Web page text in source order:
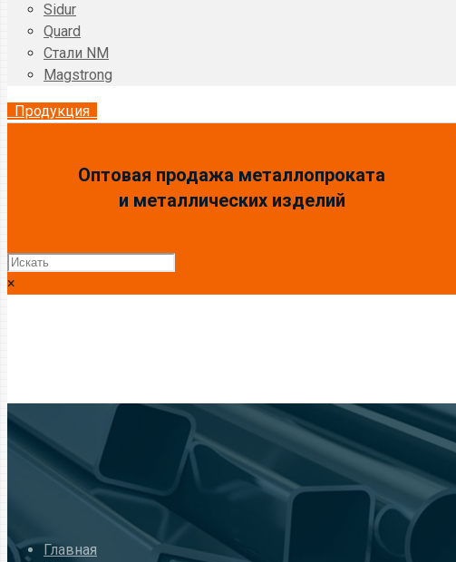
Sidur
Quard
Стали NM
Magstrong
Продукция
Оптовая продажа металлопроката
и металлических изделий
×
Главная